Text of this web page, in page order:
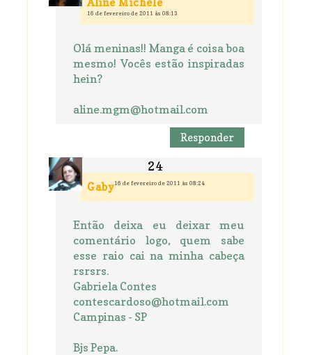
16 de fevereiro de 2011 às 08:13
Olá meninas!! Manga é coisa boa
mesmo! Vocês estão inspiradas
hein?
aline.mgm@hotmail.com
Responder
Gaby16 de fevereiro de 2011 às 08:24
Então deixa eu deixar meu
comentário logo, quem sabe
esse raio cai na minha cabeça
rsrsrs.
Gabriela Contes
contescardoso@hotmail.com
Campinas - SP
Bjs Pepa.